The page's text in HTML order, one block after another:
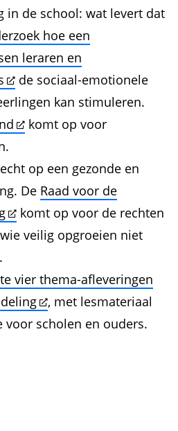
in de school: wat levert dat
hoe een
leraren en
de sociaal-emotionele
kan stimuleren.
komt op voor
op een gezonde en
De Raad voor de
komt op voor de rechten
veilig opgroeien niet
vier thema-afleveringen
, met lesmateriaal
scholen en ouders.